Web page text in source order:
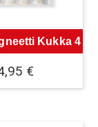
Kukka 4
€